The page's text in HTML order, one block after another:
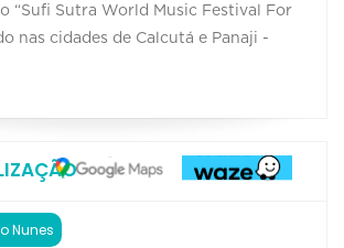
“Sufi Sutra World Music Festival For
nas cidades de Calcutá e Panaji -
Nunes